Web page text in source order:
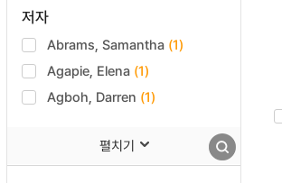
저자
Abrams, Samantha (1)
Agapie, Elena (1)
Agboh, Darren (1)
펼치기